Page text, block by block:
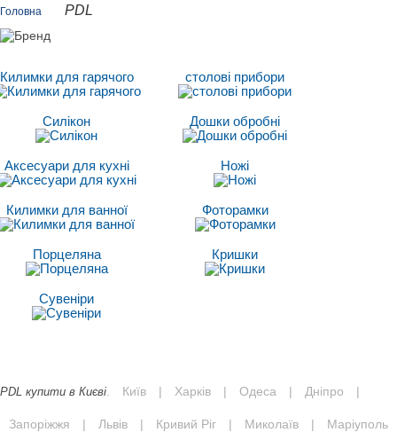
Головна PDL
Килимки для гарячого столові прибори
Силікон Дошки обробні
Аксесуари для кухні Ножі
Килимки для ванної Фоторамки
Порцеляна Кришки
Сувеніри
PDL купити в Києві Київ | Харків | Одеса | Дніпро |
Запоріжжя | Львів | Кривий Ріг | Миколаїв | Маріуполь